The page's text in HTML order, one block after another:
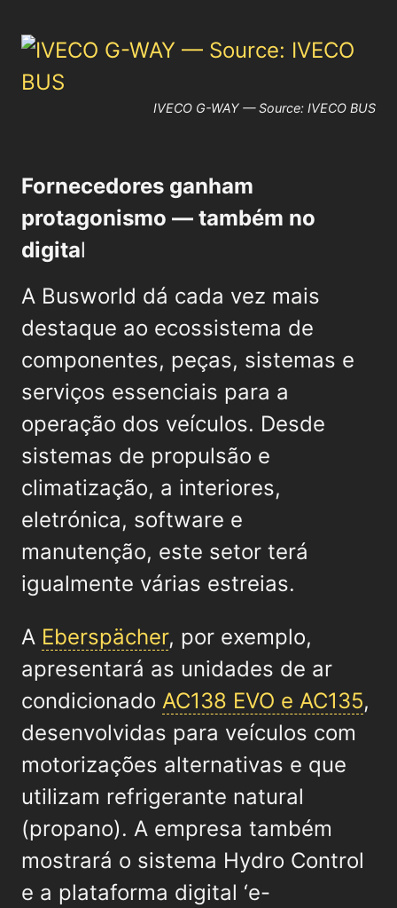
IVECO G-WAY — Source: IVECO BUS
Fornecedores ganham
protagonismo — também no
digital
A Busworld dá cada vez mais
destaque ao ecossistema de
componentes, peças, sistemas e
serviços essenciais para a
operação dos veículos. Desde
sistemas de propulsão e
climatização, a interiores,
eletrónica, software e
manutenção, este setor terá
igualmente várias estreias.
A Eberspächer, por exemplo,
apresentará as unidades de ar
condicionado AC138 EVO e AC135,
desenvolvidas para veículos com
motorizações alternativas e que
utilizam refrigerante natural
(propano). A empresa também
mostrará o sistema Hydro Control
e a plataforma digital ‘e-